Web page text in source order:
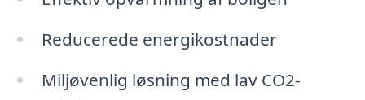
Reducerede energikostnader
Miljøvenlig løsning med lav CO2-